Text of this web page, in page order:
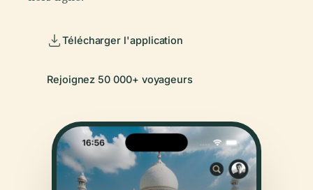
Télécharger l'application
Rejoignez 50 000+ voyageurs